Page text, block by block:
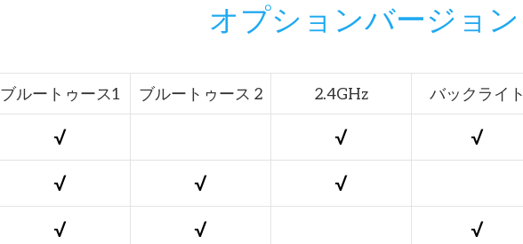
オプションバージョン
ブルートゥース1 ブルートゥース 2 2.4GHz バックライト
√ √ √
√ √ √
√ √ √